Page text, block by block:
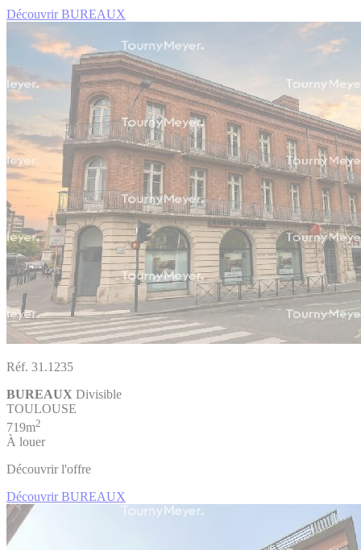
Découvrir BUREAUX
Réf. 31.1235
BUREAUX Divisible
TOULOUSE
719m2
À louer
Découvrir l'offre
Découvrir BUREAUX